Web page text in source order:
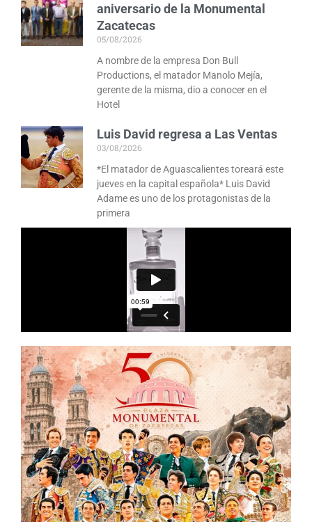
aniversario de la Monumental
Zacatecas
05/08/2026
A nombre de la empresa Don Bull
Productions, el matador Manolo Mejía,
gerente de la misma, dio a conocer en el
Hotel
Luis David regresa a Las Ventas
03/08/2026
*El matador de Aguascalientes toreará este
jueves en la capital española* Luis David
Adame es uno de los protagonistas de la
primera